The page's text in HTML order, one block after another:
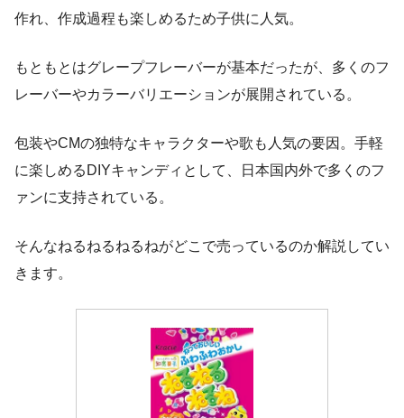
作れ、作成過程も楽しめるため子供に人気。
もともとはグレープフレーバーが基本だったが、多くのフ
レーバーやカラーバリエーションが展開されている。
包装やCMの独特なキャラクターや歌も人気の要因。手軽
に楽しめるDIYキャンディとして、日本国内外で多くのフ
ァンに支持されている。
そんなねるねるねるねがどこで売っているのか解説してい
きます。